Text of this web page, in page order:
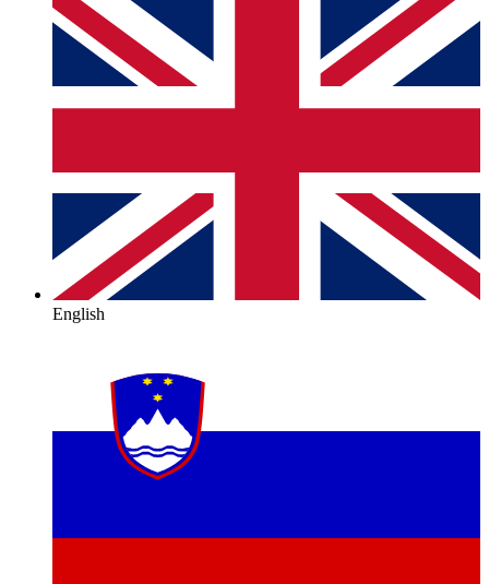
English